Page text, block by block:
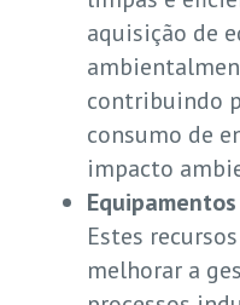
aquisição de
contribuindo
consumo de
impacto
Estes
melhorar a